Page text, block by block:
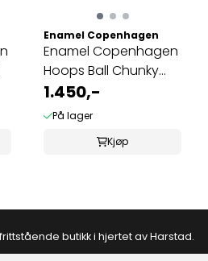
Enamel Copenhagen
Enamel Copenhagen
Hoops Ball Chunky
gold plated
1.450,-
På lager
Kjøp
butikk i hjertet av Harstad.